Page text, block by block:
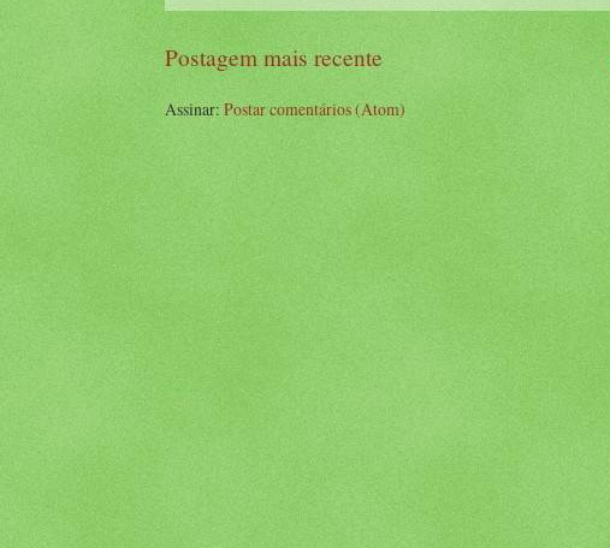
Postagem mais recente
Assinar:Postar comentários (Atom)